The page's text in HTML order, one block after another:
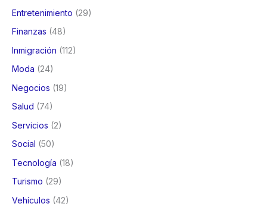
Entretenimiento (29)
Finanzas (48)
Inmigración (112)
Moda (24)
Negocios (19)
Salud (74)
Servicios (2)
Social (50)
Tecnología (18)
Turismo (29)
Vehículos (42)